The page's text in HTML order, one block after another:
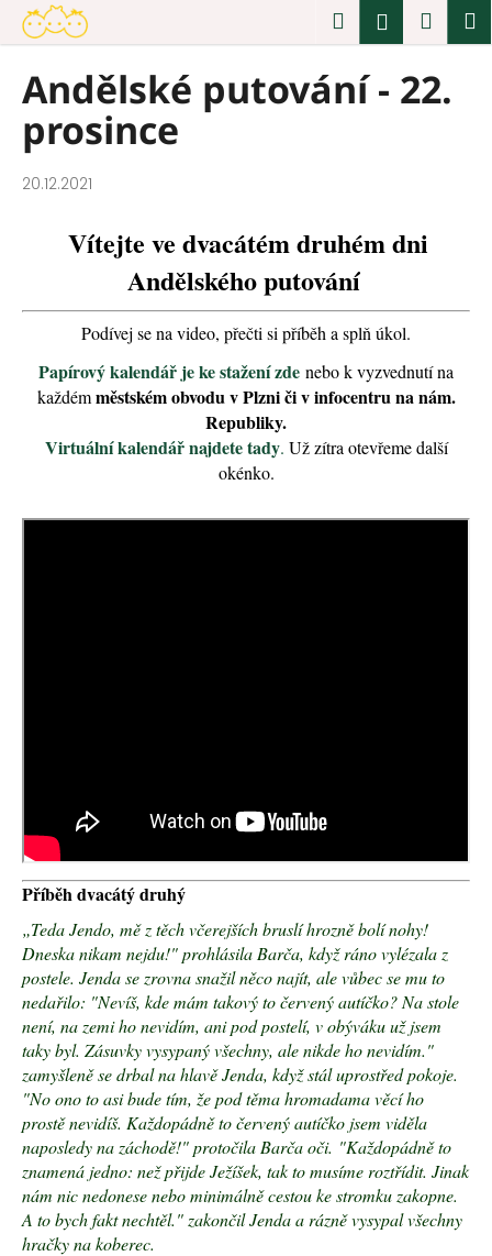
Přejít
obsah
Hledat
Andělské putování - 22.
prosince
20.12.2021
Vítejte ve dvacátém druhém dni
Andělského putování
Podívej se na video, přečti si příběh a splň úkol.
Papírový kalendář je ke stažení zde nebo k vyzvednutí na
každémměstském obvodu v Plzni či v infocentru na nám.
Republiky.
Virtuální kalendář najdete tady. Už zítra otevřeme další
okénko.
Příběh dvacátý druhý
„Teda Jendo, mě z těch včerejších bruslí hrozně bolí nohy!
Dneska nikam nejdu!" prohlásila Barča, když ráno vylézala z
postele. Jenda se zrovna snažil něco najít, ale vůbec se mu to
nedařilo: "Nevíš, kde mám takový to červený autíčko? Na stole
není, na zemi ho nevidím, ani pod postelí, v obýváku už jsem
taky byl. Zásuvky vysypaný všechny, ale nikde ho nevidím."
zamyšleně se drbal na hlavě Jenda, když stál uprostřed pokoje.
"No ono to asi bude tím, že pod těma hromadama věcí ho
prostě nevidíš. Každopádně to červený autíčko jsem viděla
naposledy na záchodě!" protočila Barča oči. "Každopádně to
znamená jedno: než přijde Ježíšek, tak to musíme roztřídit. Jinak
nám nic nedonese nebo minimálně cestou ke stromku zakopne.
A to bych fakt nechtěl." zakončil Jenda a rázně vysypal všechny
hračky na koberec.
o
C
o
p
o
j
o
r
u
č
u
j
e
m
e